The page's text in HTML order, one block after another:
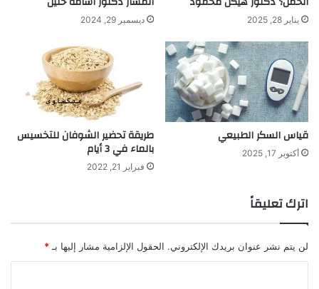
يناير 28, 2025 ديسمبر 29, 2024
قياس السكر الطبيعي
أكتوبر 17, 2025
طريقة تحضير الشوفان للتخسيس
بالماء في 3 أيام
فبراير 21, 2022
اترك تعليقاً
لن يتم نشر عنوان بريدك الإلكتروني. الحقول الإلزامية مشار إليها بـ *